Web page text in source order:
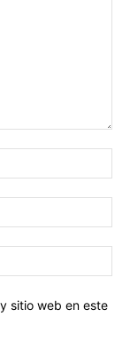
sitio web en este